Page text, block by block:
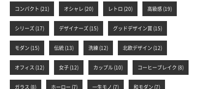
コンパクト (21) オシャレ (20) レトロ (20) 高級感 (19)
シリーズ (17) デザイナーズ (15) グッドデザイン賞 (15)
モダン (15) 伝統 (13) 洗練 (12) 北欧デザイン (12)
オフィス (12) 女子 (12) カップル (10) コーヒーブレイク (8)
ガラス (8) ホーロー (7) 一生モノ (7) 和モダン (7)